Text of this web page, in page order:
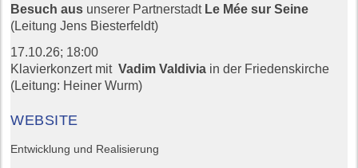
Besuch aus unserer Partnerstadt Le Mée sur Seine
(Leitung Jens Biesterfeldt)
17.10.26; 18:00
Klavierkonzert mitVadim Valdivia in der Friedenskirche
(Leitung: Heiner Wurm)
WEBSITE
Entwicklung und Realisierung